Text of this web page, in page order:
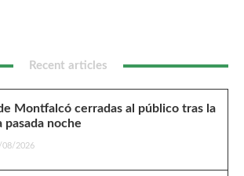
Recent articles
Montfalcó cerradas al público tras la
noche
08/2026